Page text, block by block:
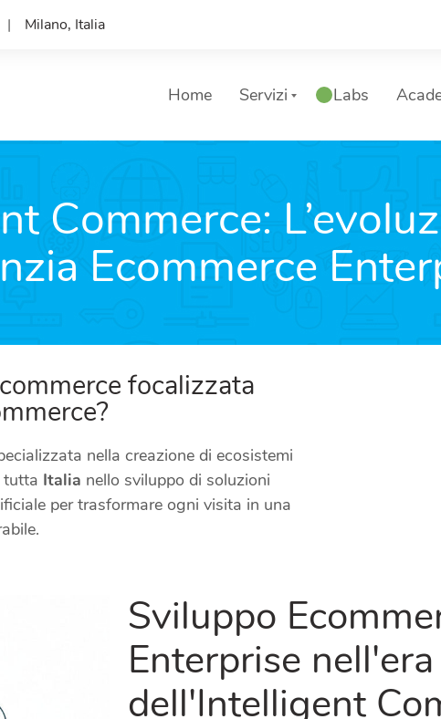
Milano, Italia
Home Servizi Labs
Commerce:
Ecommerce
focalizzata
nella creazione di ecosistemi
tutta Italia nello sviluppo di soluzioni
per trasformare ogni visita in una
Sviluppo
Enterprise nell'era
dell'Intelligent